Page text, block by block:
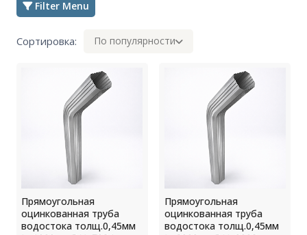
Filter Menu
Сортировка: По популярности
Прямоугольная
оцинкованная труба
водостока толщ.0,45мм
Прямоугольная
оцинкованная труба
водостока толщ.0,45мм